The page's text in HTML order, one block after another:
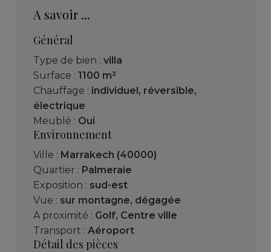
A savoir ...
Général
Type de bien : villa
Surface : 1100 m²
Chauffage : individuel, réversible,
électrique
Meublé : Oui
Environnement
Ville : Marrakech (40000)
Quartier : Palmeraie
Exposition : sud-est
Vue : sur montagne, dégagée
A proximité : Golf, Centre ville
Transport : Aéroport
Détail des pièces